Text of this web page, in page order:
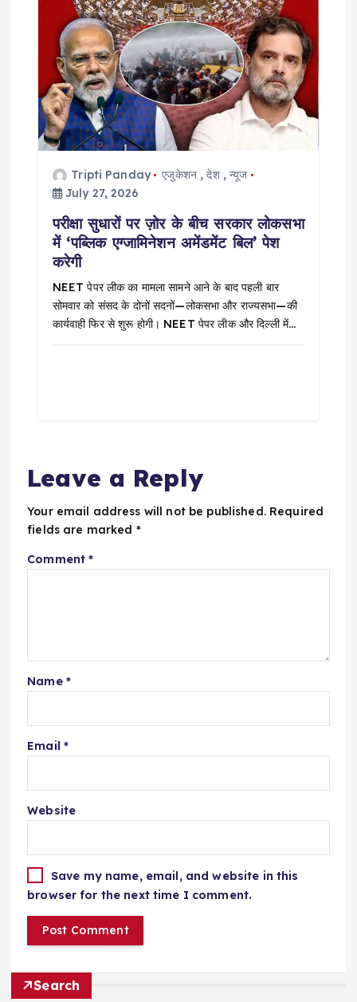
Tripti Panday एजुकेशन,देश,न्यूज
July 27, 2026
परीक्षा सुधारों पर ज़ोर के बीच सरकार लोकसभा
में ‘पब्लिक एग्जामिनेशन अमेंडमेंट बिल’ पेश
करेगी
NEET पेपर लीक का मामला सामने आने के बाद पहली बार
सोमवार को संसद के दोनों सदनों—लोकसभा और राज्यसभा—की
कार्यवाही फिर से शुरू होगी। NEET पेपर लीक और दिल्ली में…
Leave a Reply
Your email address will not be published. Required
fields are marked *
Comment*
Name *
Email *
Website
Save my name, email, and website in this
browser for the next time I comment.
Search